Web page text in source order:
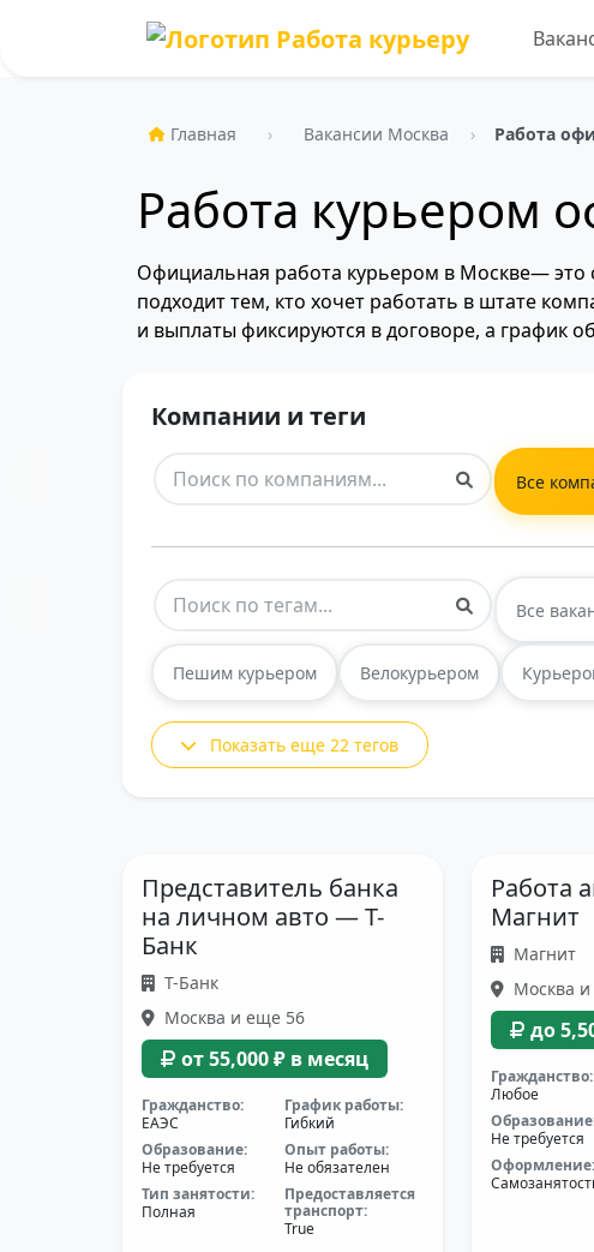
Главная Вакансии Москва Работа
Работа курьером
Официальная работа курьером в Москве— это
подходит тем, кто хочет работать в штате
и выплаты фиксируются в договоре, а график
Компании и теги
Все
Все
Пешим курьером Велокурьером
Показать еще 22 тегов
Представитель банка
на личном авто — Т-
Банк
Т-Банк
Москва и еще 56
от 55,000 ₽ в месяц
Гражданство:
ЕАЭС
График работы:
Гибкий
Образование:
Не требуется
Опыт работы:
Не обязателен
Тип занятости:
Полная
Предоставляется
транспорт:
True
Работа
Магнит
Магнит
Москва
до
Гражданство:
Любое
Не требуется
Оформление: